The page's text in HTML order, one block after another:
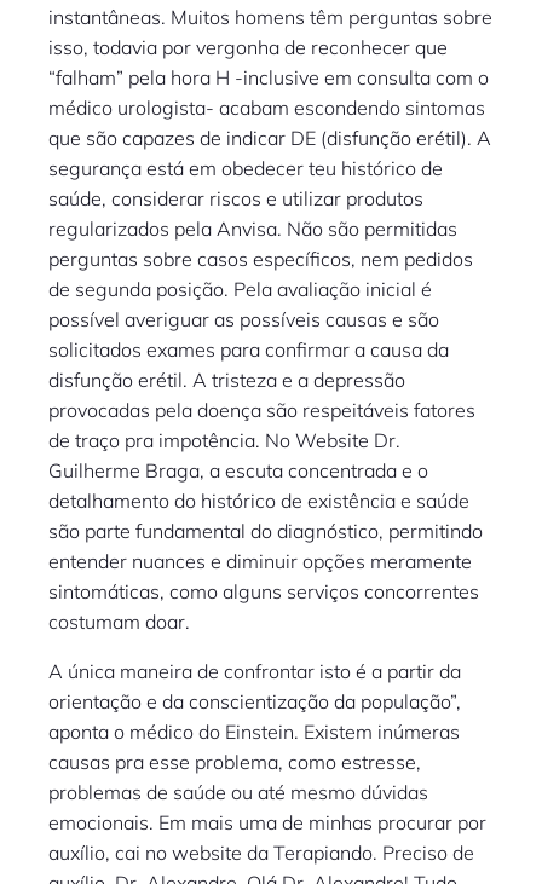
instantâneas. Muitos homens têm perguntas sobre
isso, todavia por vergonha de reconhecer que
“falham” pela hora H -inclusive em consulta com o
médico urologista- acabam escondendo sintomas
que são capazes de indicar DE (disfunção erétil). A
segurança está em obedecer teu histórico de
saúde, considerar riscos e utilizar produtos
regularizados pela Anvisa. Não são permitidas
perguntas sobre casos específicos, nem pedidos
de segunda posição. Pela avaliação inicial é
possível averiguar as possíveis causas e são
solicitados exames para confirmar a causa da
disfunção erétil. A tristeza e a depressão
provocadas pela doença são respeitáveis fatores
de traço pra impotência. No Website Dr.
Guilherme Braga, a escuta concentrada e o
detalhamento do histórico de existência e saúde
são parte fundamental do diagnóstico, permitindo
entender nuances e diminuir opções meramente
sintomáticas, como alguns serviços concorrentes
costumam doar.
A única maneira de confrontar isto é a partir da
orientação e da conscientização da população”,
aponta o médico do Einstein. Existem inúmeras
causas pra esse problema, como estresse,
problemas de saúde ou até mesmo dúvidas
emocionais. Em mais uma de minhas procurar por
auxílio, cai no website da Terapiando. Preciso de